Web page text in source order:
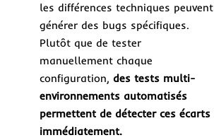
les différences techniques peuvent
générer des bugs spécifiques.
Plutôt que de tester
manuellement chaque
configuration, des tests multi-
environnements automatisés
permettent de détecter ces écarts
immédiatement.